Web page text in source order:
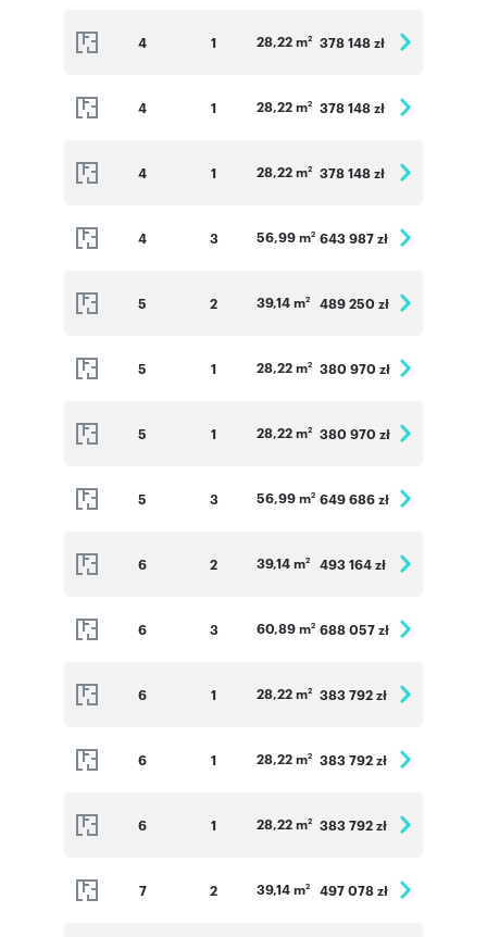
4 1 28,22 m2 378 148 zł
4 1 28,22 m2 378 148 zł
4 1 28,22 m2 378 148 zł
4 3 56,99 m2 643 987 zł
5 2 39,14 m2 489 250 zł
5 1 28,22 m2 380 970 zł
5 1 28,22 m2 380 970 zł
5 3 56,99 m2 649 686 zł
6 2 39,14 m2 493 164 zł
6 3 60,89 m2 688 057 zł
6 1 28,22 m2 383 792 zł
6 1 28,22 m2 383 792 zł
6 1 28,22 m2 383 792 zł
7 2 39,14 m2 497 078 zł